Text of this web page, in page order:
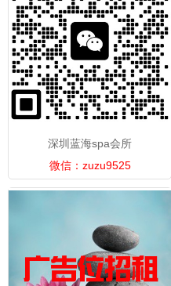
深圳蓝海spa会所
微信：zuzu9525